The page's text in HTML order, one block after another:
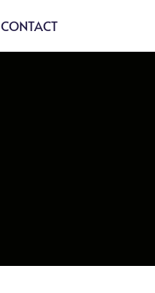
CONTACT